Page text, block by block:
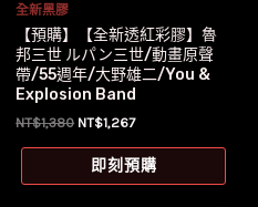
全新黑膠
【預購】【全新透紅彩膠】魯
邦三世 ルパン三世/動畫原聲
帶/55週年/大野雄二/You &
Explosion Band
NT$1,380 原
格：
NT$1,267目
價
格：
即刻預購